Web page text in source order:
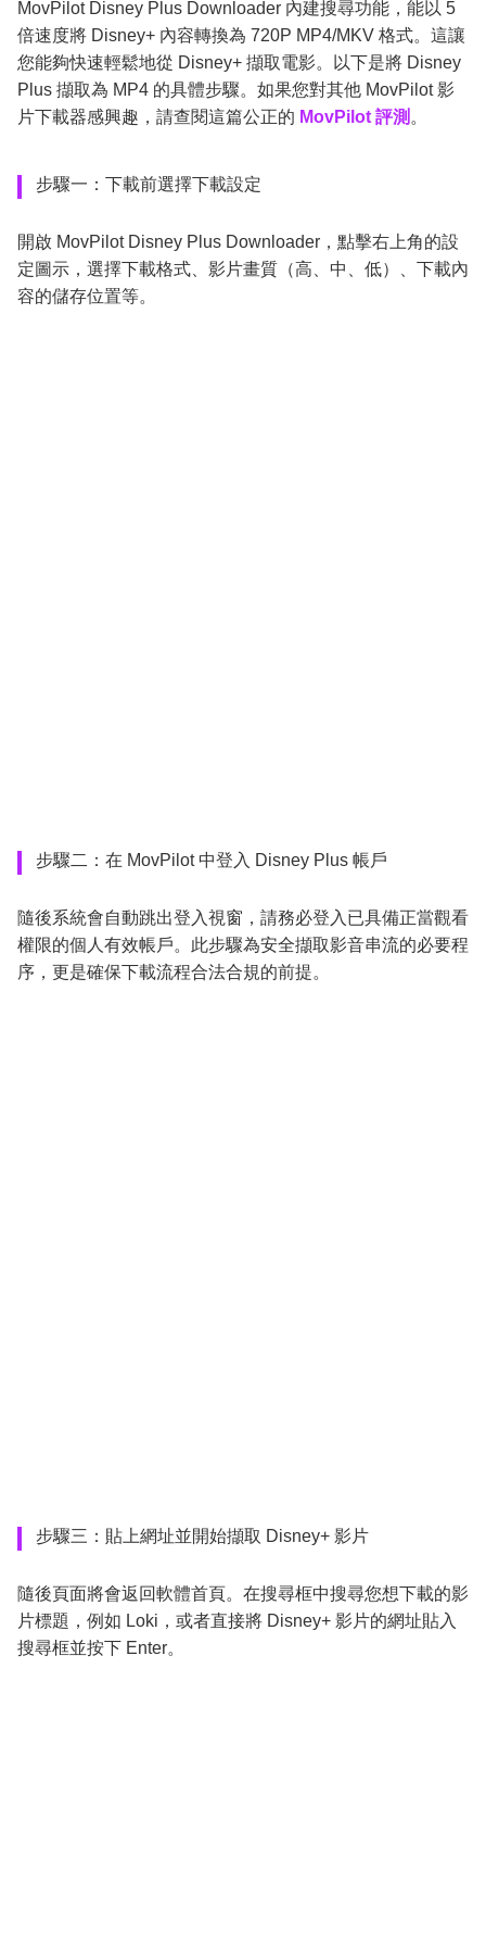
MovPilot Disney Plus Downloader 內建搜尋功能，能以 5
倍速度將 Disney+ 內容轉換為 720P MP4/MKV 格式。這讓
您能夠快速輕鬆地從 Disney+ 擷取電影。以下是將 Disney
Plus 擷取為 MP4 的具體步驟。如果您對其他 MovPilot 影
片下載器感興趣，請查閱這篇公正的 MovPilot 評測 。
步驟一：下載前選擇下載設定
開啟 MovPilot Disney Plus Downloader，點擊右上角的設
定圖示，選擇下載格式、影片畫質（高、中、低）、下載內
容的儲存位置等。
步驟二：在 MovPilot 中登入 Disney Plus 帳戶
隨後系統會自動跳出登入視窗，請務必登入已具備正當觀看
權限的個人有效帳戶。此步驟為安全擷取影音串流的必要程
序，更是確保下載流程合法合規的前提。
步驟三：貼上網址並開始擷取 Disney+ 影片
隨後頁面將會返回軟體首頁。在搜尋框中搜尋您想下載的影
片標題，例如 Loki，或者直接將 Disney+ 影片的網址貼入
搜尋框並按下 Enter。